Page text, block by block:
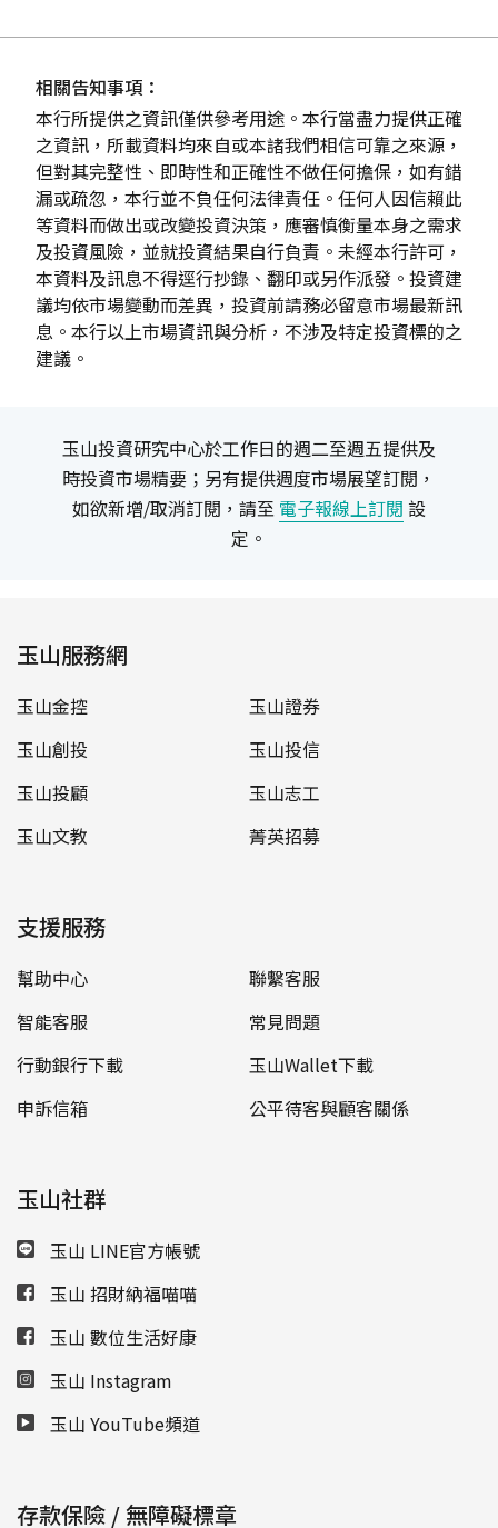
相關告知事項：
本行所提供之資訊僅供參考用途。本行當盡力提供正確
之資訊，所載資料均來自或本諸我們相信可靠之來源，
但對其完整性、即時性和正確性不做任何擔保，如有錯
漏或疏忽，本行並不負任何法律責任。任何人因信賴此
等資料而做出或改變投資決策，應審慎衡量本身之需求
及投資風險，並就投資結果自行負責。未經本行許可，
本資料及訊息不得逕行抄錄、翻印或另作派發。投資建
議均依市場變動而差異，投資前請務必留意市場最新訊
息。本行以上市場資訊與分析，不涉及特定投資標的之
建議。
玉山投資研究中心於工作日的週二至週五提供及
時投資市場精要；另有提供週度市場展望訂閱，
如欲新增/取消訂閱，請至 電子報線上訂閱 設
定。
玉山服務網
玉山金控
玉山證券
玉山創投
玉山投信
玉山投顧
玉山志工
玉山文教
菁英招募
支援服務
幫助中心
聯繫客服
智能客服
常見問題
行動銀行下載
玉山Wallet下載
申訴信箱
公平待客與顧客關係
玉山社群
玉山 LINE官方帳號
玉山 招財納福喵喵
玉山 數位生活好康
玉山 Instagram
玉山 YouTube頻道
存款保險 / 無障礙標章